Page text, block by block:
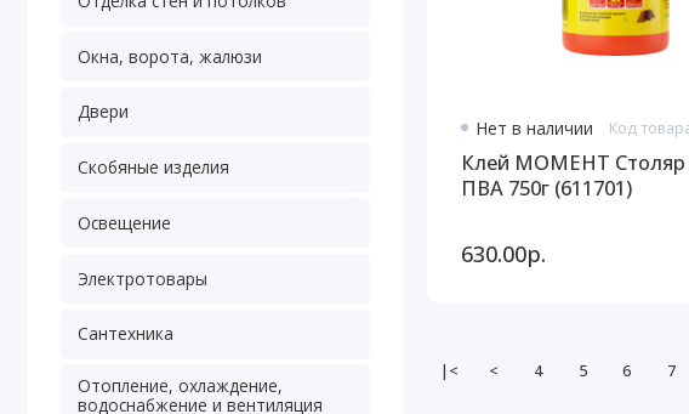
Окна, ворота, жалюзи
Двери
Скобяные изделия
Освещение
Электротовары
Сантехника
Отопление, охлаждение,
водоснабжение и вентиляция
Нет в наличии Код
Клей МОМЕНТ Столяр
ПВА 750г (611701)
630.00р.
|< < 4 5 6 7